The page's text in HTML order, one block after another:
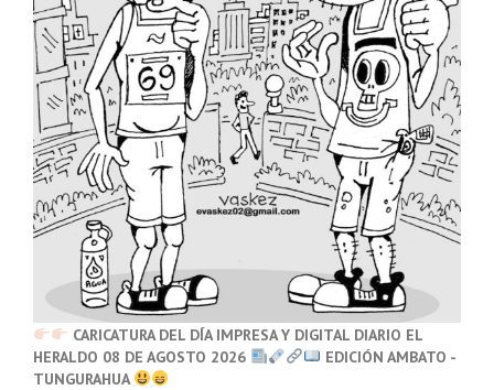
CARICATURA DEL DÍA IMPRESA Y DIGITAL DIARIO EL
HERALDO 08 DE AGOSTO 2026
EDICIÓN AMBATO -
TUNGURAHUA